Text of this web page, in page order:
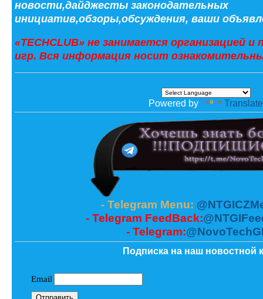
новости,дайджесты законодательных
инициатив,обзоры,обсуждения, ваши
«TECHCLUB» не занимается организацией
игр. Вся информация носит
Powered by Translate
- Telegram Menu:
- Telegram FeedBack:
- Telegram:
Подписка на наш новостной